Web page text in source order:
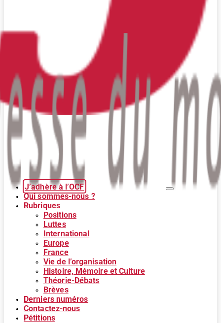
J’adhère à l’OCF
Qui sommes-nous ?
Rubriques
Positions
Luttes
International
Europe
France
Vie de l’organisation
Histoire, Mémoire et Culture
Théorie-Débats
Brèves
Derniers numéros
Contactez-nous
Pétitions